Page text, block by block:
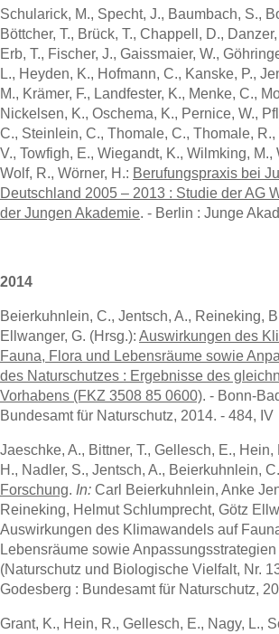
Schularick, M., Specht, J., Baumbach, S.,
Böttcher, T., Brück, T., Chappell, D.,
Erb, T., Fischer, J., Gaissmaier, W.,
L., Heyden, K., Hofmann, C., Kanske, P.,
M., Krämer, F., Landfester, K., Menke, C.,
Nickelsen, K., Oschema, K., Pernice, W.,
C., Steinlein, C., Thomale, C., Thomale,
V., Towfigh, E., Wiegandt, K., Wilmking, M.,
Wolf, R., Wörner, H.: Berufungspraxis bei
Deutschland 2005 – 2013 : Studie der AG
der Jungen Akademie. - Berlin : Junge
2014
Beierkuhnlein, C., Jentsch, A., Reineking,
Ellwanger, G. (Hrsg.): Auswirkungen des
Fauna, Flora und Lebensräume sowie
des Naturschutzes : Ergebnisse des
Vorhabens (FKZ 3508 85 0600). - Bonn-
Bundesamt für Naturschutz, 2014. - 484, IV
Jaeschke, A., Bittner, T., Gellesch, E.,
H., Nadler, S., Jentsch, A., Beierkuhnlein,
Forschung. In: Carl Beierkuhnlein, Anke
Reineking, Helmut Schlumprecht, Götz
Auswirkungen des Klimawandels auf
Lebensräume sowie
(Naturschutz und Biologische Vielfalt, Nr.
Godesberg : Bundesamt für Naturschutz,
Grant, K., Hein, R., Gellesch, E., Nagy, L.,